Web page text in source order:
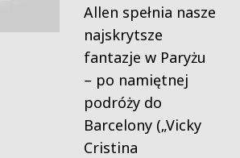
Allen spełnia nasze
najskrytsze
fantazje w Paryżu
– po namiętnej
podróży do
Barcelony („Vicky
Cristina